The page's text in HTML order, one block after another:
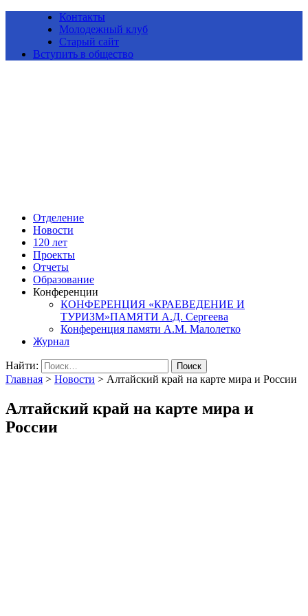
Контакты
Молодежный клуб
Старый сайт
Вступить в общество
Отделение
Новости
120 лет
Проекты
Отчеты
Образование
Конференции
КОНФЕРЕНЦИЯ «КРАЕВЕДЕНИЕ И
ТУРИЗМ»ПАМЯТИ А.Д. Сергеева
Конференция памяти А.М. Малолетко
Журнал
Найти:
Главная > Новости > Алтайский край на карте мира и России
Алтайский край на карте мира и
России